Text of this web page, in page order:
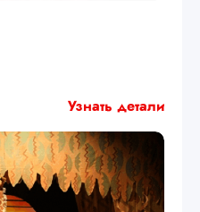
Узнать детали